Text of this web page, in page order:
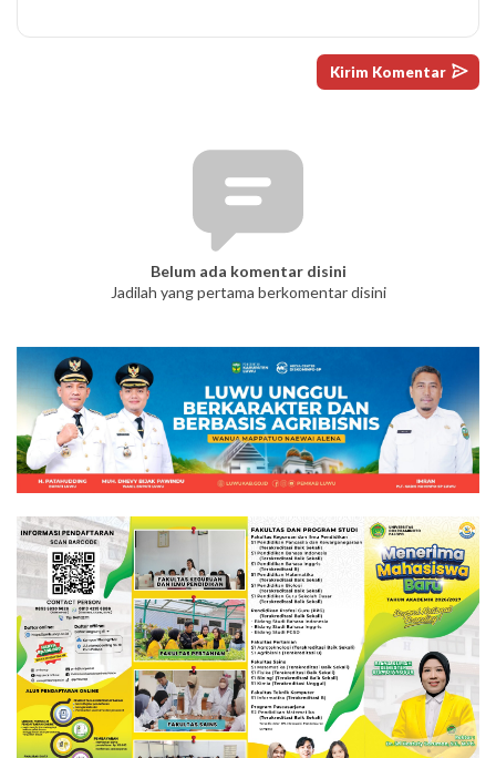
Belum ada komentar disini
Jadilah yang pertama berkomentar disini